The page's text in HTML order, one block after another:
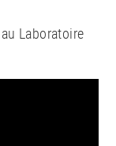
Laboratoire